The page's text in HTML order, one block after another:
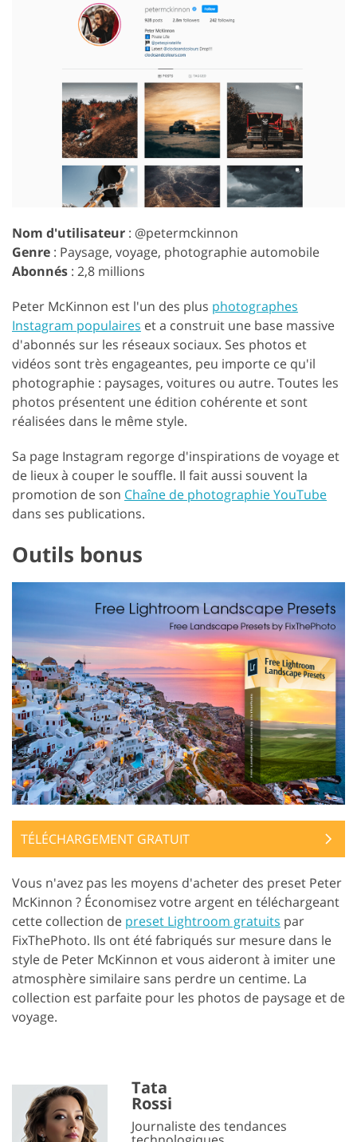
Nom d'utilisateur : @petermckinnon
Genre : Paysage, voyage, photographie automobile
Abonnés : 2,8 millions
Peter McKinnon est l'un des plus photographes
Instagram populaires et a construit une base massive
d'abonnés sur les réseaux sociaux. Ses photos et
vidéos sont très engageantes, peu importe ce qu'il
photographie : paysages, voitures ou autre. Toutes les
photos présentent une édition cohérente et sont
réalisées dans le même style.
Sa page Instagram regorge d'inspirations de voyage et
de lieux à couper le souffle. Il fait aussi souvent la
promotion de son Chaîne de photographie YouTube
dans ses publications.
Outils bonus
TÉLÉCHARGEMENT GRATUIT
Vous n'avez pas les moyens d'acheter des preset Peter
McKinnon ? Économisez votre argent en téléchargeant
cette collection de preset Lightroom gratuits par
FixThePhoto. Ils ont été fabriqués sur mesure dans le
style de Peter McKinnon et vous aideront à imiter une
atmosphère similaire sans perdre un centime. La
collection est parfaite pour les photos de paysage et de
voyage.
Tata
Rossi
Journaliste des tendances